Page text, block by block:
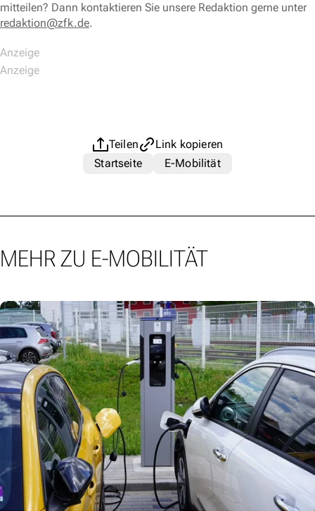
mitteilen? Dann kontaktieren Sie unsere Redaktion gerne unter
redaktion@zfk.de.
Teilen
Link kopieren
Startseite
E-Mobilität
MEHR ZU E-MOBILITÄT